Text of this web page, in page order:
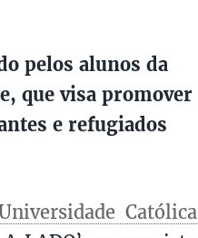
pelos alunos da
que visa promover
e refugiados
Católica